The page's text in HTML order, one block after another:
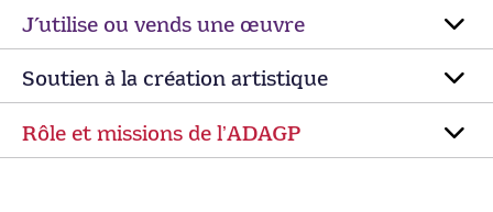
J’utilise ou vends une œuvre
Soutien à la création artistique
Rôle et missions de lʼADAGP